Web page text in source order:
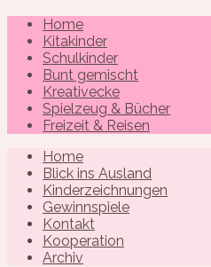
Home
Kitakinder
Schulkinder
Bunt gemischt
Kreativecke
Spielzeug & Bücher
Freizeit & Reisen
Home
Blick ins Ausland
Kinderzeichnungen
Gewinnspiele
Kontakt
Kooperation
Archiv